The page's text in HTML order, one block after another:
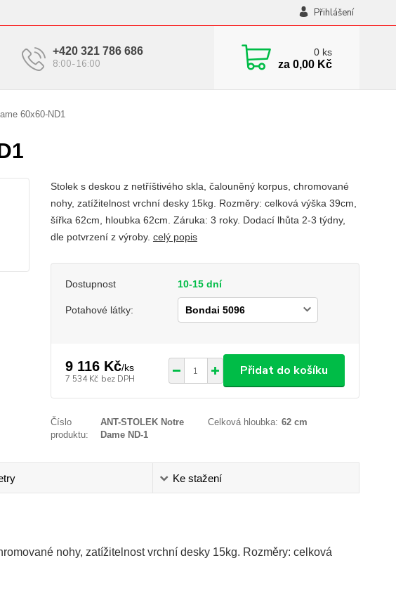
Přihlášení
+420 321 786 686
8:00-16:00
0 ks
za 0,00 Kč
60x60-ND1
Stolek s deskou z netříštivého skla, čalouněný korpus, chromované
nohy, zatížitelnost vrchní desky 15kg. Rozměry: celková výška 39cm,
šířka 62cm, hloubka 62cm. Záruka: 3 roky. Dodací lhůta 2-3 týdny,
dle potvrzení z výroby. celý popis
Dostupnost 10-15 dní
Potahové látky:
9 116 Kč/ks
7 534 Kč bez DPH
Přidat do košíku
Číslo
produktu:
ANT-STOLEK Notre
Dame ND-1
Celková hloubka: 62 cm
Ke stažení
nohy, zatížitelnost vrchní desky 15kg. Rozměry: celková